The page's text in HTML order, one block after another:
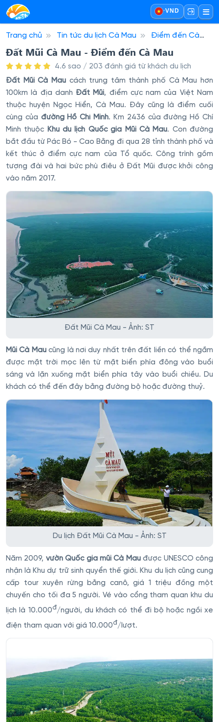
·VND
Trang chủ Tin tức du lịch Cà Mau
Điểm đến Cà
Mau
Đất Mũi Cà Mau - Điểm đến Cà Mau
Đất Mũi Cà Mau - Điểm đến Cà Mau
4.6 sao / 203 đánh giá từ khách du lịch
Đất Mũi Cà Maucách trung tâm thành phố Cà Mau hơn
100km là địa danh Đất Mũi, điểm cực nam của Việt Nam
thuộc huyện Ngọc Hiển, Cà Mau. Đây cũng là điểm cuối
cùng của đường Hồ Chí Minh. Km 2436 của đường Hồ Chí
Minh thuộc Khu du lịch Quốc gia Mũi Cà Mau. Con đường
bắt đầu từ Pác Bó - Cao Bằng đi qua 28 tỉnh thành phố và
kết thúc ở điểm cực nam của Tổ quốc. Công trình gồm
tượng đài và hai bức phù điêu ở Đất Mũi được khởi công
vào năm 2017.
Đất Mũi Cà Mau - Ảnh: ST
Mũi Cà Maucũng là nơi duy nhất trên đất liền có thể ngắm
được mặt trời mọc lên từ mặt biển phía đông vào buổi
sáng và lặn xuống mặt biển phía tây vào buổi chiều. Du
khách có thể đến đây bằng đường bộ hoặc đường thuỷ.
Du lịch Đất Mũi Cà Mau - Ảnh: ST
Năm 2009, vườn Quốc gia mũi Cà Mauđược UNESCO công
nhận là Khu dự trữ sinh quyển thế giới. Khu du lịch cũng cung
cấp tour xuyên rừng bằng canô, giá 1 triệu đồng một
chuyến cho tối đa 5 người. Vé vào cổng tham quan khu du
lịch là 10.000đ/người, du khách có thể đi bộ hoặc ngồi xe
điện tham quan với giá 10.000đ/lượt.